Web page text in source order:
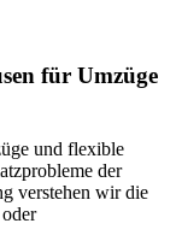
für Umzüge
und flexible
der
verstehen wir die